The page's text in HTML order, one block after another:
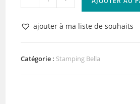
de
Tampon
ODDBALL
ajouter à ma liste de souhaits
Catégorie : Stamping Bella